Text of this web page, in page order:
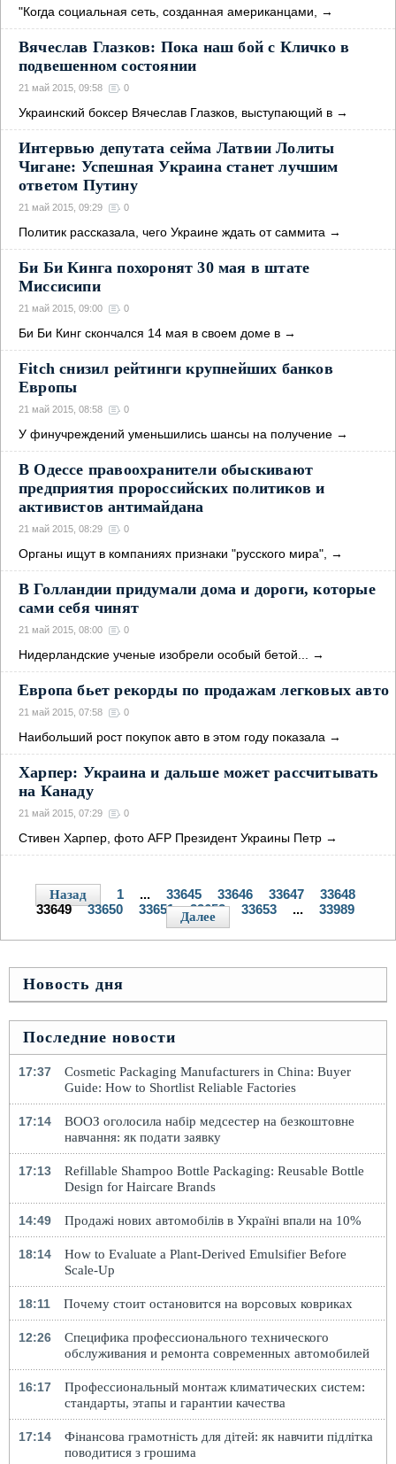
"Когда социальная сеть, созданная американцами, →
Вячеслав Глазков: Пока наш бой с Кличко в
подвешенном состоянии
21 май 2015, 09:58 0
Украинский боксер Вячеслав Глазков, выступающий в →
Интервью депутата сейма Латвии Лолиты
Чигане: Успешная Украина станет лучшим
ответом Путину
21 май 2015, 09:29 0
Политик рассказала, чего Украине ждать от саммита →
Би Би Кинга похоронят 30 мая в штате
Миссисипи
21 май 2015, 09:00 0
Би Би Кинг скончался 14 мая в своем доме в →
Fitch снизил рейтинги крупнейших банков
Европы
21 май 2015, 08:58 0
У финучреждений уменьшились шансы на получение →
В Одессе правоохранители обыскивают
предприятия пророссийских политиков и
активистов антимайдана
21 май 2015, 08:29 0
Органы ищут в компаниях признаки "русского мира", →
В Голландии придумали дома и дороги, которые
сами себя чинят
21 май 2015, 08:00 0
Нидерландские ученые изобрели особый бетой... →
Европа бьет рекорды по продажам легковых авто
21 май 2015, 07:58 0
Наибольший рост покупок авто в этом году показала →
Харпер: Украина и дальше может рассчитывать
на Канаду
21 май 2015, 07:29 0
Стивен Харпер, фото AFP Президент Украины Петр →
Назад 1 ... 33645 33646 33647
33648
33649
33650 33651 33652 33653 ... 33989
Далее
Новость дня
Последние новости
17:37
Cosmetic Packaging Manufacturers in China: Buyer
Guide: How to Shortlist Reliable Factories
17:14
ВООЗ оголосила набір медсестер на безкоштовне
навчання: як подати заявку
17:13
Refillable Shampoo Bottle Packaging: Reusable Bottle
Design for Haircare Brands
14:49 Продажі нових автомобілів в Україні впали на 10%
18:14
How to Evaluate a Plant-Derived Emulsifier Before
Scale-Up
18:11 Почему стоит остановится на ворсовых ковриках
12:26
Специфика профессионального технического
обслуживания и ремонта современных автомобилей
16:17
Профессиональный монтаж климатических систем:
стандарты, этапы и гарантии качества
17:14
Фінансова грамотність для дітей: як навчити підлітка
поводитися з грошима